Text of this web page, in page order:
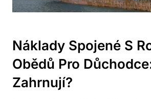
Náklady Spojené S
Obědů Pro
Zahrnují?